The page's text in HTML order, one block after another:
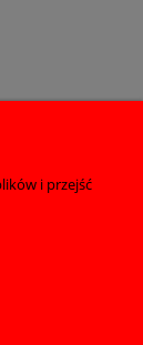
i przejść